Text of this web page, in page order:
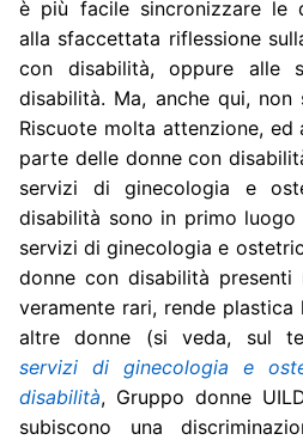
è più facile sincronizzare le
alla sfaccettata riflessione
con disabilità, oppure alle
disabilità. Ma, anche qui,
Riscuote molta attenzione, ed
parte delle donne con
servizi di ginecologia e
disabilità sono in primo
servizi di ginecologia e
donne con disabilità presenti
veramente rari, rende
altre donne (si veda, sul
servizi di ginecologia e
disabilità, Gruppo donne
subiscono una